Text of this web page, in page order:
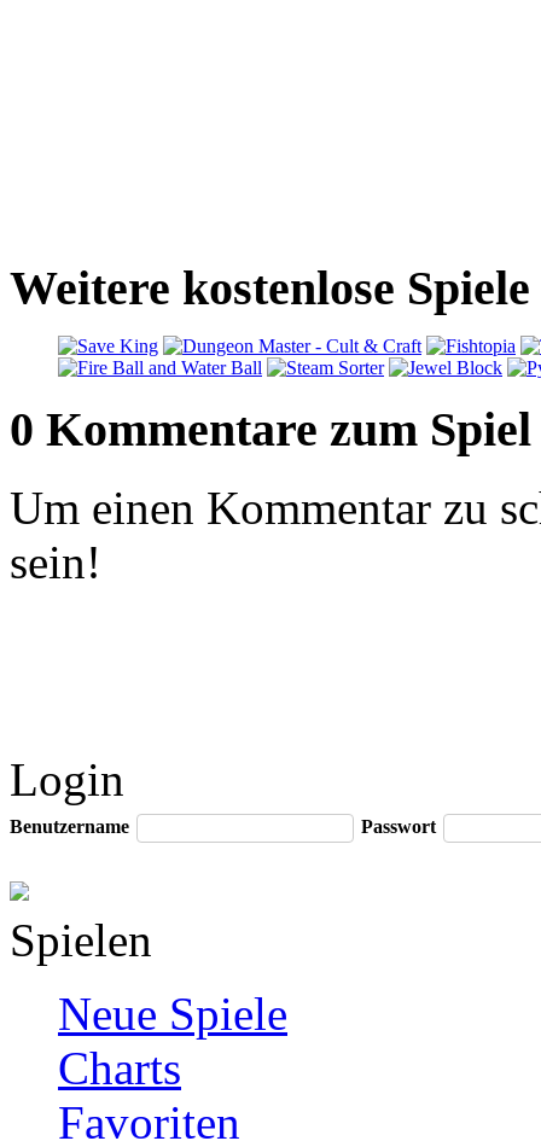
Weitere kostenlose
0 Kommentare zum Spiel
Um einen Kommentar zu
sein!
Login
Benutzername Passwort
Spielen
Neue Spiele
Charts
Favoriten